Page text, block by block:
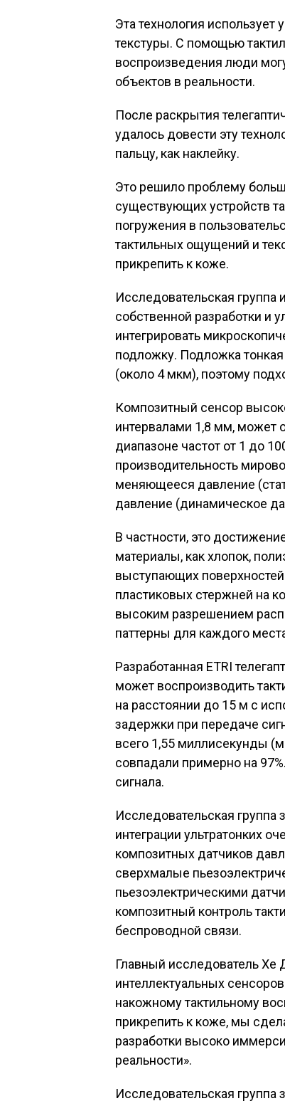
Эта технология
текстуры. С помощью
воспроизведения люди
объектов в реальности.
После раскрытия
удалось довести эту
пальцу, как наклейку.
Это решило проблему
существующих устройств
погружения в
тактильных ощущений и
прикрепить к коже.
Исследовательская группа
собственной разработки и
интегрировать
подложку. Подложка
(около 4 мкм), поэтому
Композитный сенсор
интервалами 1,8 мм, может
диапазоне частот от 1 до
производительность
меняющееся давление
давление (динамическое
В частности, это
материалы, как хлопок,
выступающих
пластиковых стержней на
высоким разрешением
паттерны для каждого
Разработанная ETRI
может воспроизводить
на расстоянии до 15 м с
задержки при передаче
всего 1,55 миллисекунды
совпадали примерно на
сигнала.
Исследовательская группа
интеграции ультратонких
композитных датчиков
сверхмалые
пьезоэлектрическими
композитный контроль
беспроводной связи.
Главный исследователь Хе
интеллектуальных
накожному тактильному
прикрепить к коже, мы
разработки высоко
реальности».
Исследовательская